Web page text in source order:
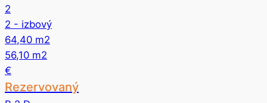
2
2 - izbový
64,40 m2
56,10 m2
€
Rezervovaný